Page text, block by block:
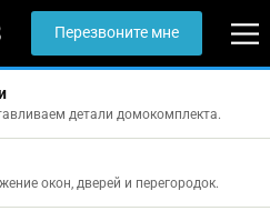
Перезвоните мне
детали домокомплекта.
окон, дверей и перегородок.